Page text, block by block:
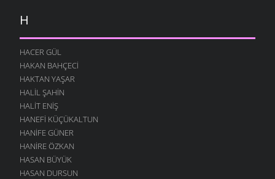
H
HACER GÜL
HAKAN BAHÇECI
HAKTAN YAŞAR
HALIL ŞAHIN
HALIT ENIŞ
HANEFI KÜÇÜKALTUN
HANIFE GÜNER
HANIRE ÖZKAN
HASAN BÜYÜK
HASAN DURSUN